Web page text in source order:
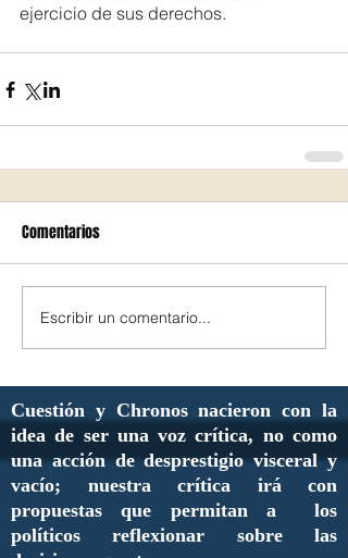
ejercicio de sus derechos.
Comentarios
Escribir un comentario...
Cuestión y Chronos nacieron con la
idea de ser una voz crítica, no como
una acción de desprestigio visceral y
vacío; nuestra crítica irá con
propuestas que permitan a los
políticos reflexionar sobre las